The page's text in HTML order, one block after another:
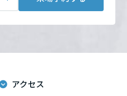
アクセス